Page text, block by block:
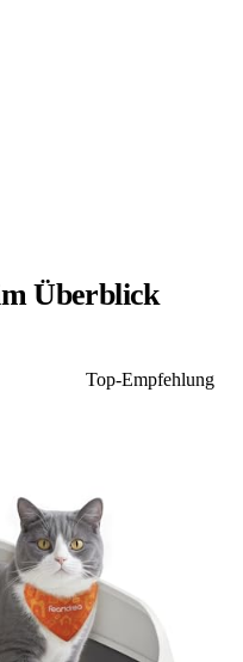
Überblick
Top-Empfehlung